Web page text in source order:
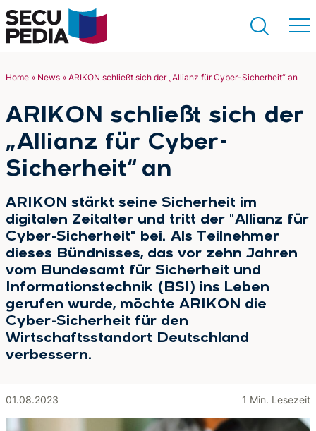
Suchen
Home » News » ARIKON schließt sich der „Allianz für Cyber-Sicherheit“ an
ARIKON schließt sich der
„Allianz für Cyber-
Sicherheit“ an
ARIKON stärkt seine Sicherheit im
digitalen Zeitalter und tritt der "Allianz für
Cyber-Sicherheit" bei. Als Teilnehmer
dieses Bündnisses, das vor zehn Jahren
vom Bundesamt für Sicherheit und
Informationstechnik (BSI) ins Leben
gerufen wurde, möchte ARIKON die
Cyber-Sicherheit für den
Wirtschaftsstandort Deutschland
verbessern.
01.08.2023 1 Min. Lesezeit